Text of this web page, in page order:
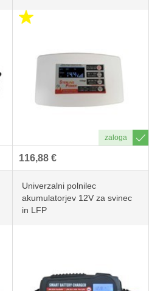
116,88 €
Univerzalni polnilec
akumulatorjev 12V za svinec
in LFP